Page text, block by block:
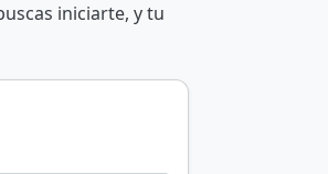
iniciarte, y tu